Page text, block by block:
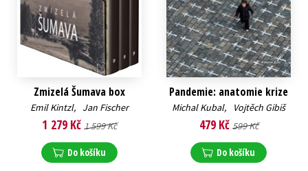
Zmizelá Šumava box
Emil Kintzl, Jan Fischer
1 279 Kč 1 599 Kč
Do košíku
Pandemie: anatomie krize
Michal Kubal, Vojtěch Gibiš
479 Kč 599 Kč
Do košíku